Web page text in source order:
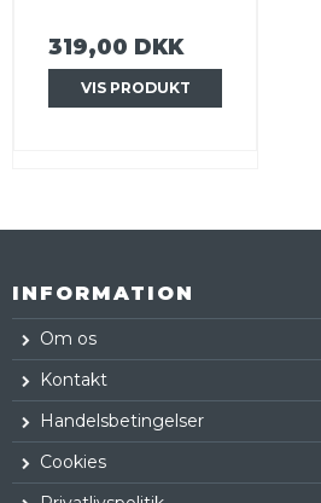
319,00 DKK
VIS PRODUKT
INFORMATION
Om os
Kontakt
Handelsbetingelser
Cookies